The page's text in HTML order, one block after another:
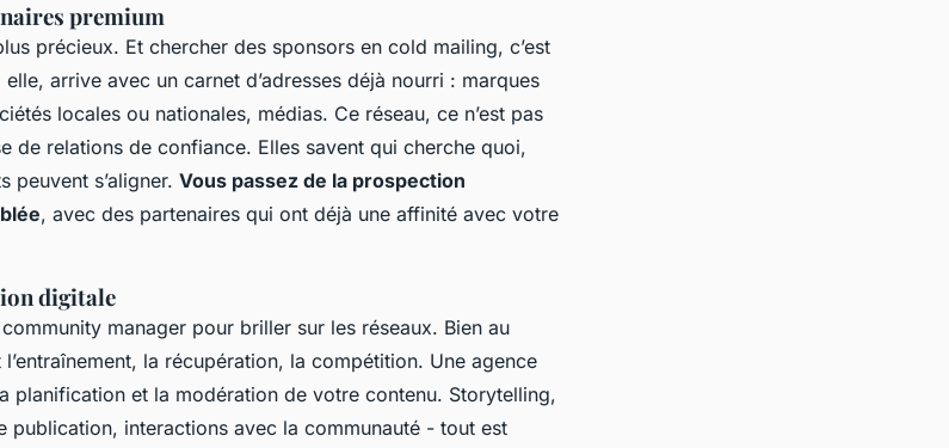
premium
précieux. Et chercher des sponsors en cold mailing, c’est
arrive avec un carnet d’adresses déjà nourri : marques
locales ou nationales, médias. Ce réseau, ce n’est pas
de relations de confiance. Elles savent qui cherche quoi,
peuvent s’aligner. Vous passez de la prospection
, avec des partenaires qui ont déjà une affinité avec votre
digitale
manager pour briller sur les réseaux. Bien au
la récupération, la compétition. Une agence
planification et la modération de votre contenu. Storytelling,
publication, interactions avec la communauté - tout est